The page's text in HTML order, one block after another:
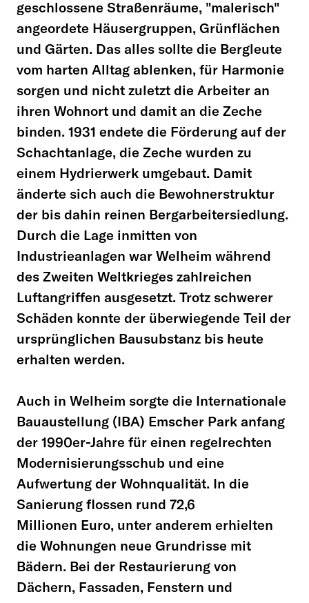
geschlossene Straßenräume, "malerisch"
angeordete Häusergruppen, Grünflächen
und Gärten. Das alles sollte die Bergleute
vom harten Alltag ablenken, für Harmonie
sorgen und nicht zuletzt die Arbeiter an
ihren Wohnort und damit an die Zeche
binden. 1931 endete die Förderung auf der
Schachtanlage, die Zeche wurden zu
einem Hydrierwerk umgebaut. Damit
änderte sich auch die Bewohnerstruktur
der bis dahin reinen Bergarbeitersiedlung.
Durch die Lage inmitten von
Industrieanlagen war Welheim während
des Zweiten Weltkrieges zahlreichen
Luftangriffen ausgesetzt. Trotz schwerer
Schäden konnte der überwiegende Teil der
ursprünglichen Bausubstanz bis heute
erhalten werden.
Auch in Welheim sorgte die Internationale
Bauaustellung (IBA) Emscher Park anfang
der 1990er-Jahre für einen regelrechten
Modernisierungsschub und eine
Aufwertung der Wohnqualität. In die
Sanierung flossen rund 72,6
Millionen Euro, unter anderem erhielten
die Wohnungen neue Grundrisse mit
Bädern. Bei der Restaurierung von
Dächern, Fassaden, Fenstern und